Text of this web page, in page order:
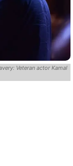
Veteran actor Kamal